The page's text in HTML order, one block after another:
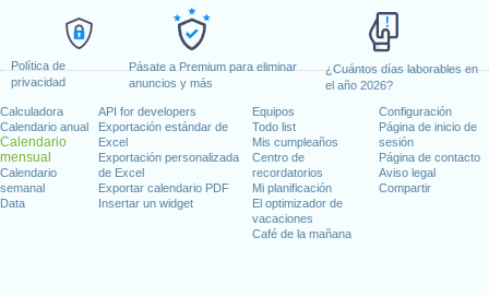
Política de
privacidad
Pásate a Premium para eliminar
anuncios y más
¿Cuántos días laborables en
el año 2026?
Calculadora
Calendario anual
Calendario
mensual
Calendario
semanal
Data
API for developers
Exportación estándar de
Excel
Exportación personalizada
de Excel
Exportar calendario PDF
Insertar un widget
Equipos
Todo list
Mis cumpleaños
Centro de
recordatorios
Mi planificación
El optimizador de
vacaciones
Café de la mañana
Configuración
Página de inicio de
sesión
Página de contacto
Aviso legal
Compartir